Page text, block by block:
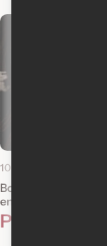
10 janvier 2011
Box-office
envoûte le Québec
Photos